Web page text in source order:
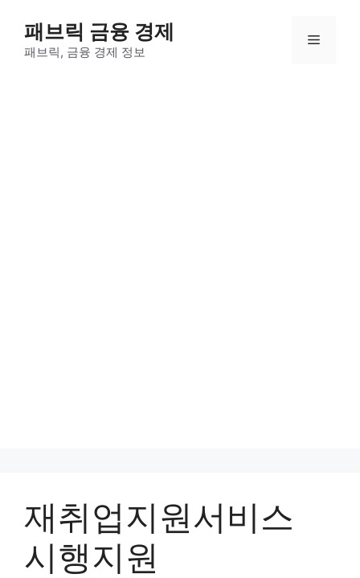
패브릭 금융 경제
패브릭, 금융 경제 정보
메
재취업지원서비스
시행지원